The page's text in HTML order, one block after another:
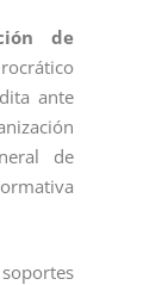
de
ante
de